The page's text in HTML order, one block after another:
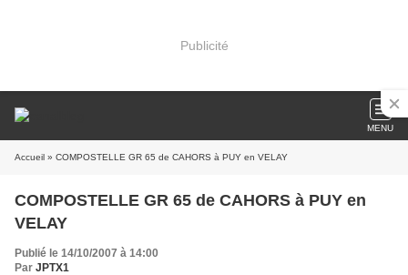
Publicité
MENU
Accueil » COMPOSTELLE GR 65 de CAHORS à PUY en VELAY
COMPOSTELLE GR 65 de CAHORS à PUY en
VELAY
Publié le 14/10/2007 à 14:00
Par JPTX1